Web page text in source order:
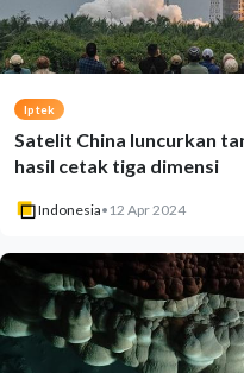
Iptek
Satelit China luncurkan
hasil cetak tiga dimensi
Indonesia• 12 Apr 2024